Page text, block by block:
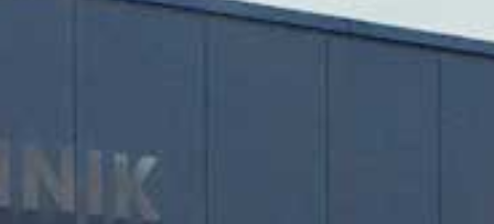
GANZGLASTÜR
SANDGESTRAHLT – MOTIV